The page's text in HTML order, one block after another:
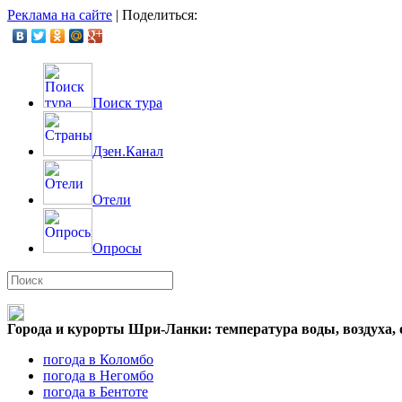
Реклама на сайте | Поделиться:
Поиск тура
Дзен.Канал
Отели
Опросы
Города и курорты Шри-Ланки: температура воды, воздуха,
погода в Коломбо
погода в Негомбо
погода в Бентоте